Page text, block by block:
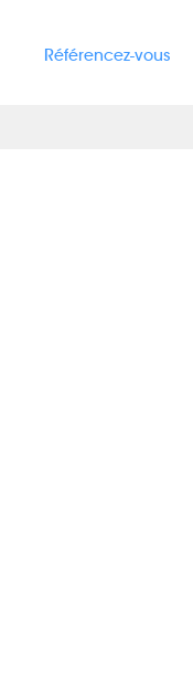
Référencez-vous